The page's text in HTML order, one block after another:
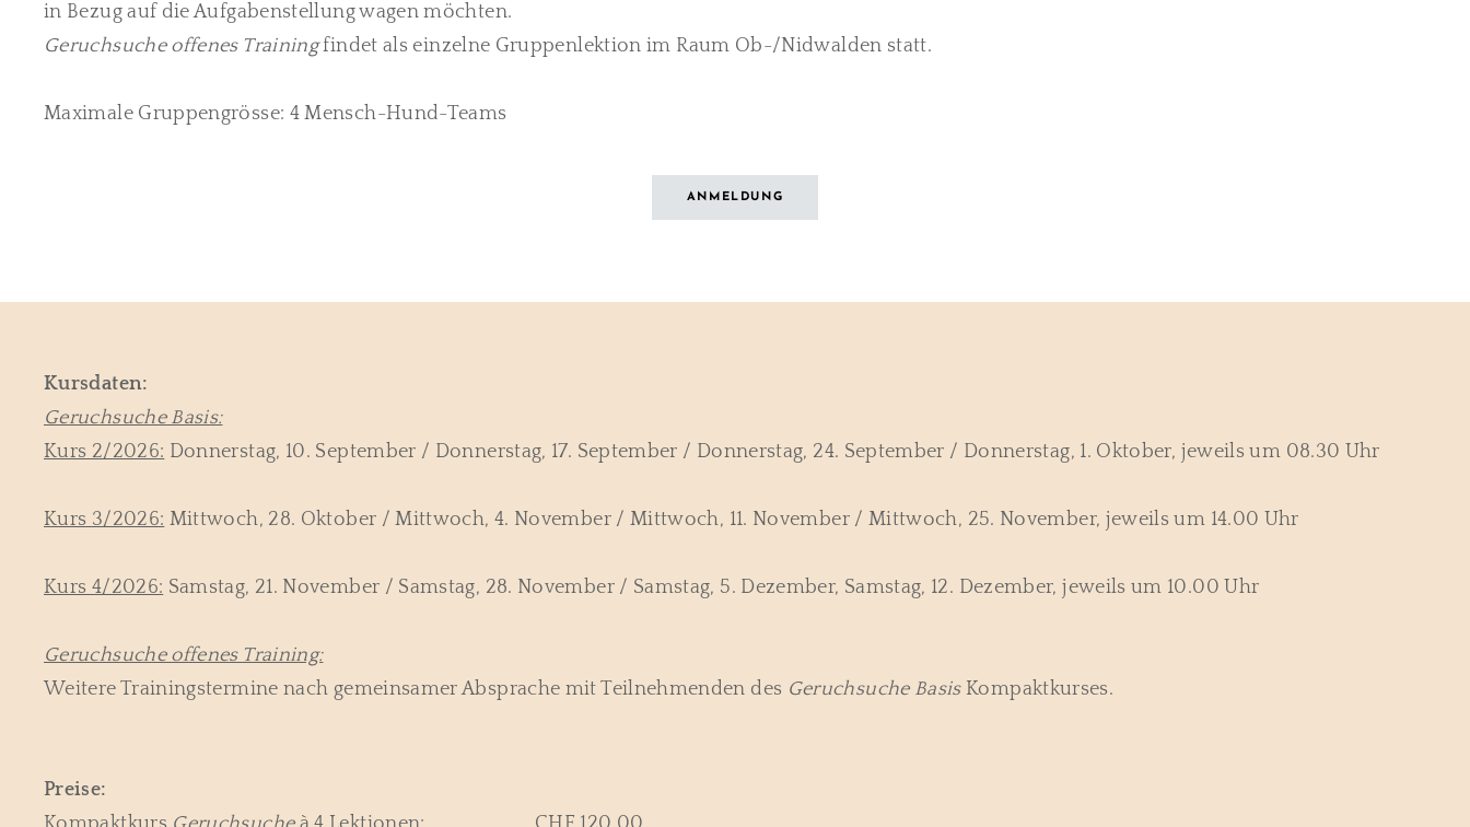
in Bezug auf die Aufgabenstellung wagen möchten.
Geruchsuche offenes Training findet als einzelne Gruppenlektion im Raum Ob-/Nidwalden statt.
Maximale Gruppengrösse: 4 Mensch-Hund-Teams
ANMELDUNG
Kursdaten:
Geruchsuche Basis:
Kurs 2/2026: Donnerstag, 10. September / Donnerstag, 17. September / Donnerstag, 24. September / Donnerstag, 1. Oktober, jeweils um 08.30 Uhr
Kurs 3/2026: Mittwoch, 28. Oktober / Mittwoch, 4. November / Mittwoch, 11. November / Mittwoch, 25. November, jeweils um 14.00 Uhr
Kurs 4/2026: Samstag, 21. November / Samstag, 28. November / Samstag, 5. Dezember, Samstag, 12. Dezember, jeweils um 10.00 Uhr
Geruchsuche offenes Training:
Weitere Trainingstermine nach gemeinsamer Absprache mit Teilnehmenden des Geruchsuche BasisKompaktkurses.
Preise: